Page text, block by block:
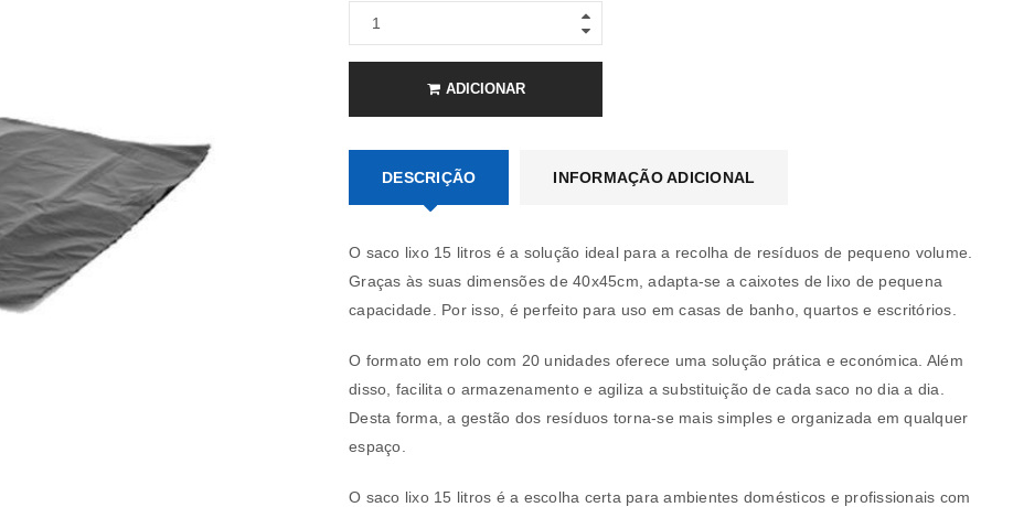
REGISTAR NOVA CONTA
ADICIONAR
DESCRIÇÃO INFORMAÇÃO ADICIONAL
O saco lixo 15 litros é a solução ideal para a recolha de resíduos de pequeno volume.
Graças às suas dimensões de 40x45cm, adapta-se a caixotes de lixo de pequena
capacidade. Por isso, é perfeito para uso em casas de banho, quartos e escritórios.
O formato em rolo com 20 unidades oferece uma solução prática e económica. Além
disso, facilita o armazenamento e agiliza a substituição de cada saco no dia a dia.
Desta forma, a gestão dos resíduos torna-se mais simples e organizada em qualquer
espaço.
O saco lixo 15 litros é a escolha certa para ambientes domésticos e profissionais com